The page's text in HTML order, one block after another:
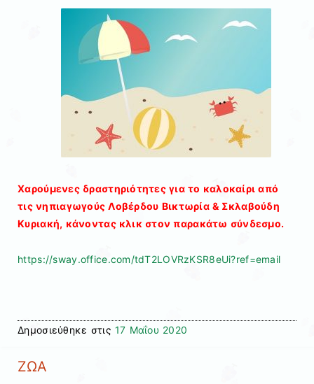
Χαρούμενες δραστηριότητες για το καλοκαίρι από
τις νηπιαγωγούς Λοβέρδου Βικτωρία & Σκλαβούδη
Κυριακή, κάνοντας κλικ στον παρακάτω σύνδεσμο.
https://sway.office.com/tdT2LOVRzKSR8eUi?ref=email
Δημοσιεύθηκε στις 17 Μαΐου 2020
ΖΩΑ